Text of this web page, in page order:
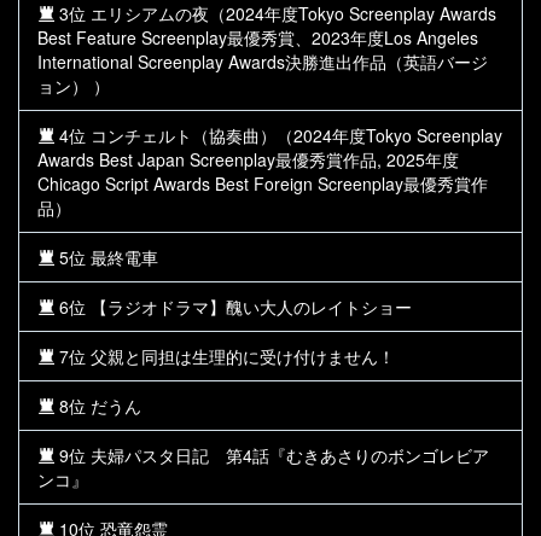
3位 エリシアムの夜（2024年度Tokyo Screenplay Awards
Best Feature Screenplay最優秀賞、2023年度Los Angeles
International Screenplay Awards決勝進出作品（英語バージ
ョン） ）
4位 コンチェルト（協奏曲）（2024年度Tokyo Screenplay
Awards Best Japan Screenplay最優秀賞作品, 2025年度
Chicago Script Awards Best Foreign Screenplay最優秀賞作
品）
5位 最終電車
6位 【ラジオドラマ】醜い大人のレイトショー
7位 父親と同担は生理的に受け付けません！
8位 だうん
9位 夫婦パスタ日記 第4話『むきあさりのボンゴレビア
ンコ』
10位 恐竜怨霊